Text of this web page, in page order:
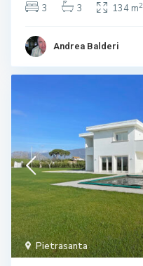
3
3 134 m2
Andrea Balderi
Pietrasanta